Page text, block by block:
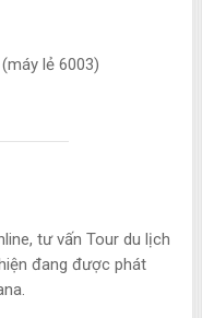
lẻ 6003)
tư vấn Tour du lịch
đang được phát